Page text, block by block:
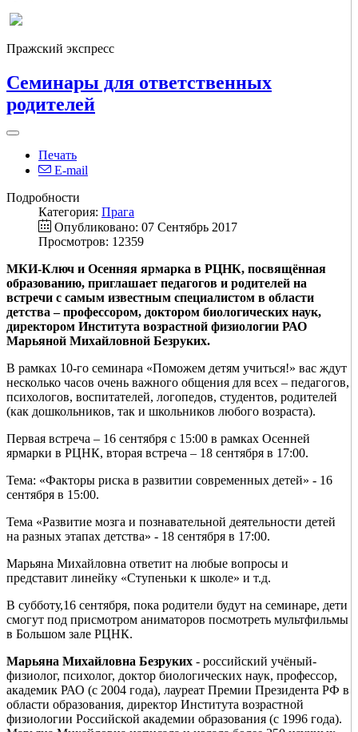
Пражский экспресс
Семинары для ответственных
родителей
Печать
E-mail
Подробности
Категория: Прага
Опубликовано: 07 Сентябрь 2017
Просмотров: 12359
МКИ-Ключ и Осенняя ярмарка в РЦНК, посвящённая
образованию, приглашает педагогов и родителей на
встречи с самым известным специалистом в области
детства – профессором, доктором биологических наук,
директором Института возрастной физиологии РАО
Марьяной Михайловной Безруких.
В рамках 10-го семинара «Поможем детям учиться!» вас ждут
несколько часов очень важного общения для всех – педагогов,
психологов, воспитателей, логопедов, студентов, родителей
(как дошкольников, так и школьников любого возраста).
Первая встреча – 16 сентября с 15:00 в рамках Осенней
ярмарки в РЦНК, вторая встреча – 18 сентября в 17:00.
Тема: «Факторы риска в развитии современных детей» - 16
сентября в 15:00.
Тема «Развитие мозга и познавательной деятельности детей
на разных этапах детства» - 18 сентября в 17:00.
Марьяна Михайловна ответит на любые вопросы и
представит линейку «Ступеньки к школе» и т.д.
В субботу,16 сентября, пока родители будут на семинаре, дети
смогут под присмотром аниматоров посмотреть мультфильмы
в Большом зале РЦНК.
Марьяна Михайловна Безруких - российский учёный-
физиолог, психолог, доктор биологических наук, профессор,
академик РАО (с 2004 года), лауреат Премии Президента РФ в
области образования, директор Института возрастной
физиологии Российской академии образования (с 1996 года).